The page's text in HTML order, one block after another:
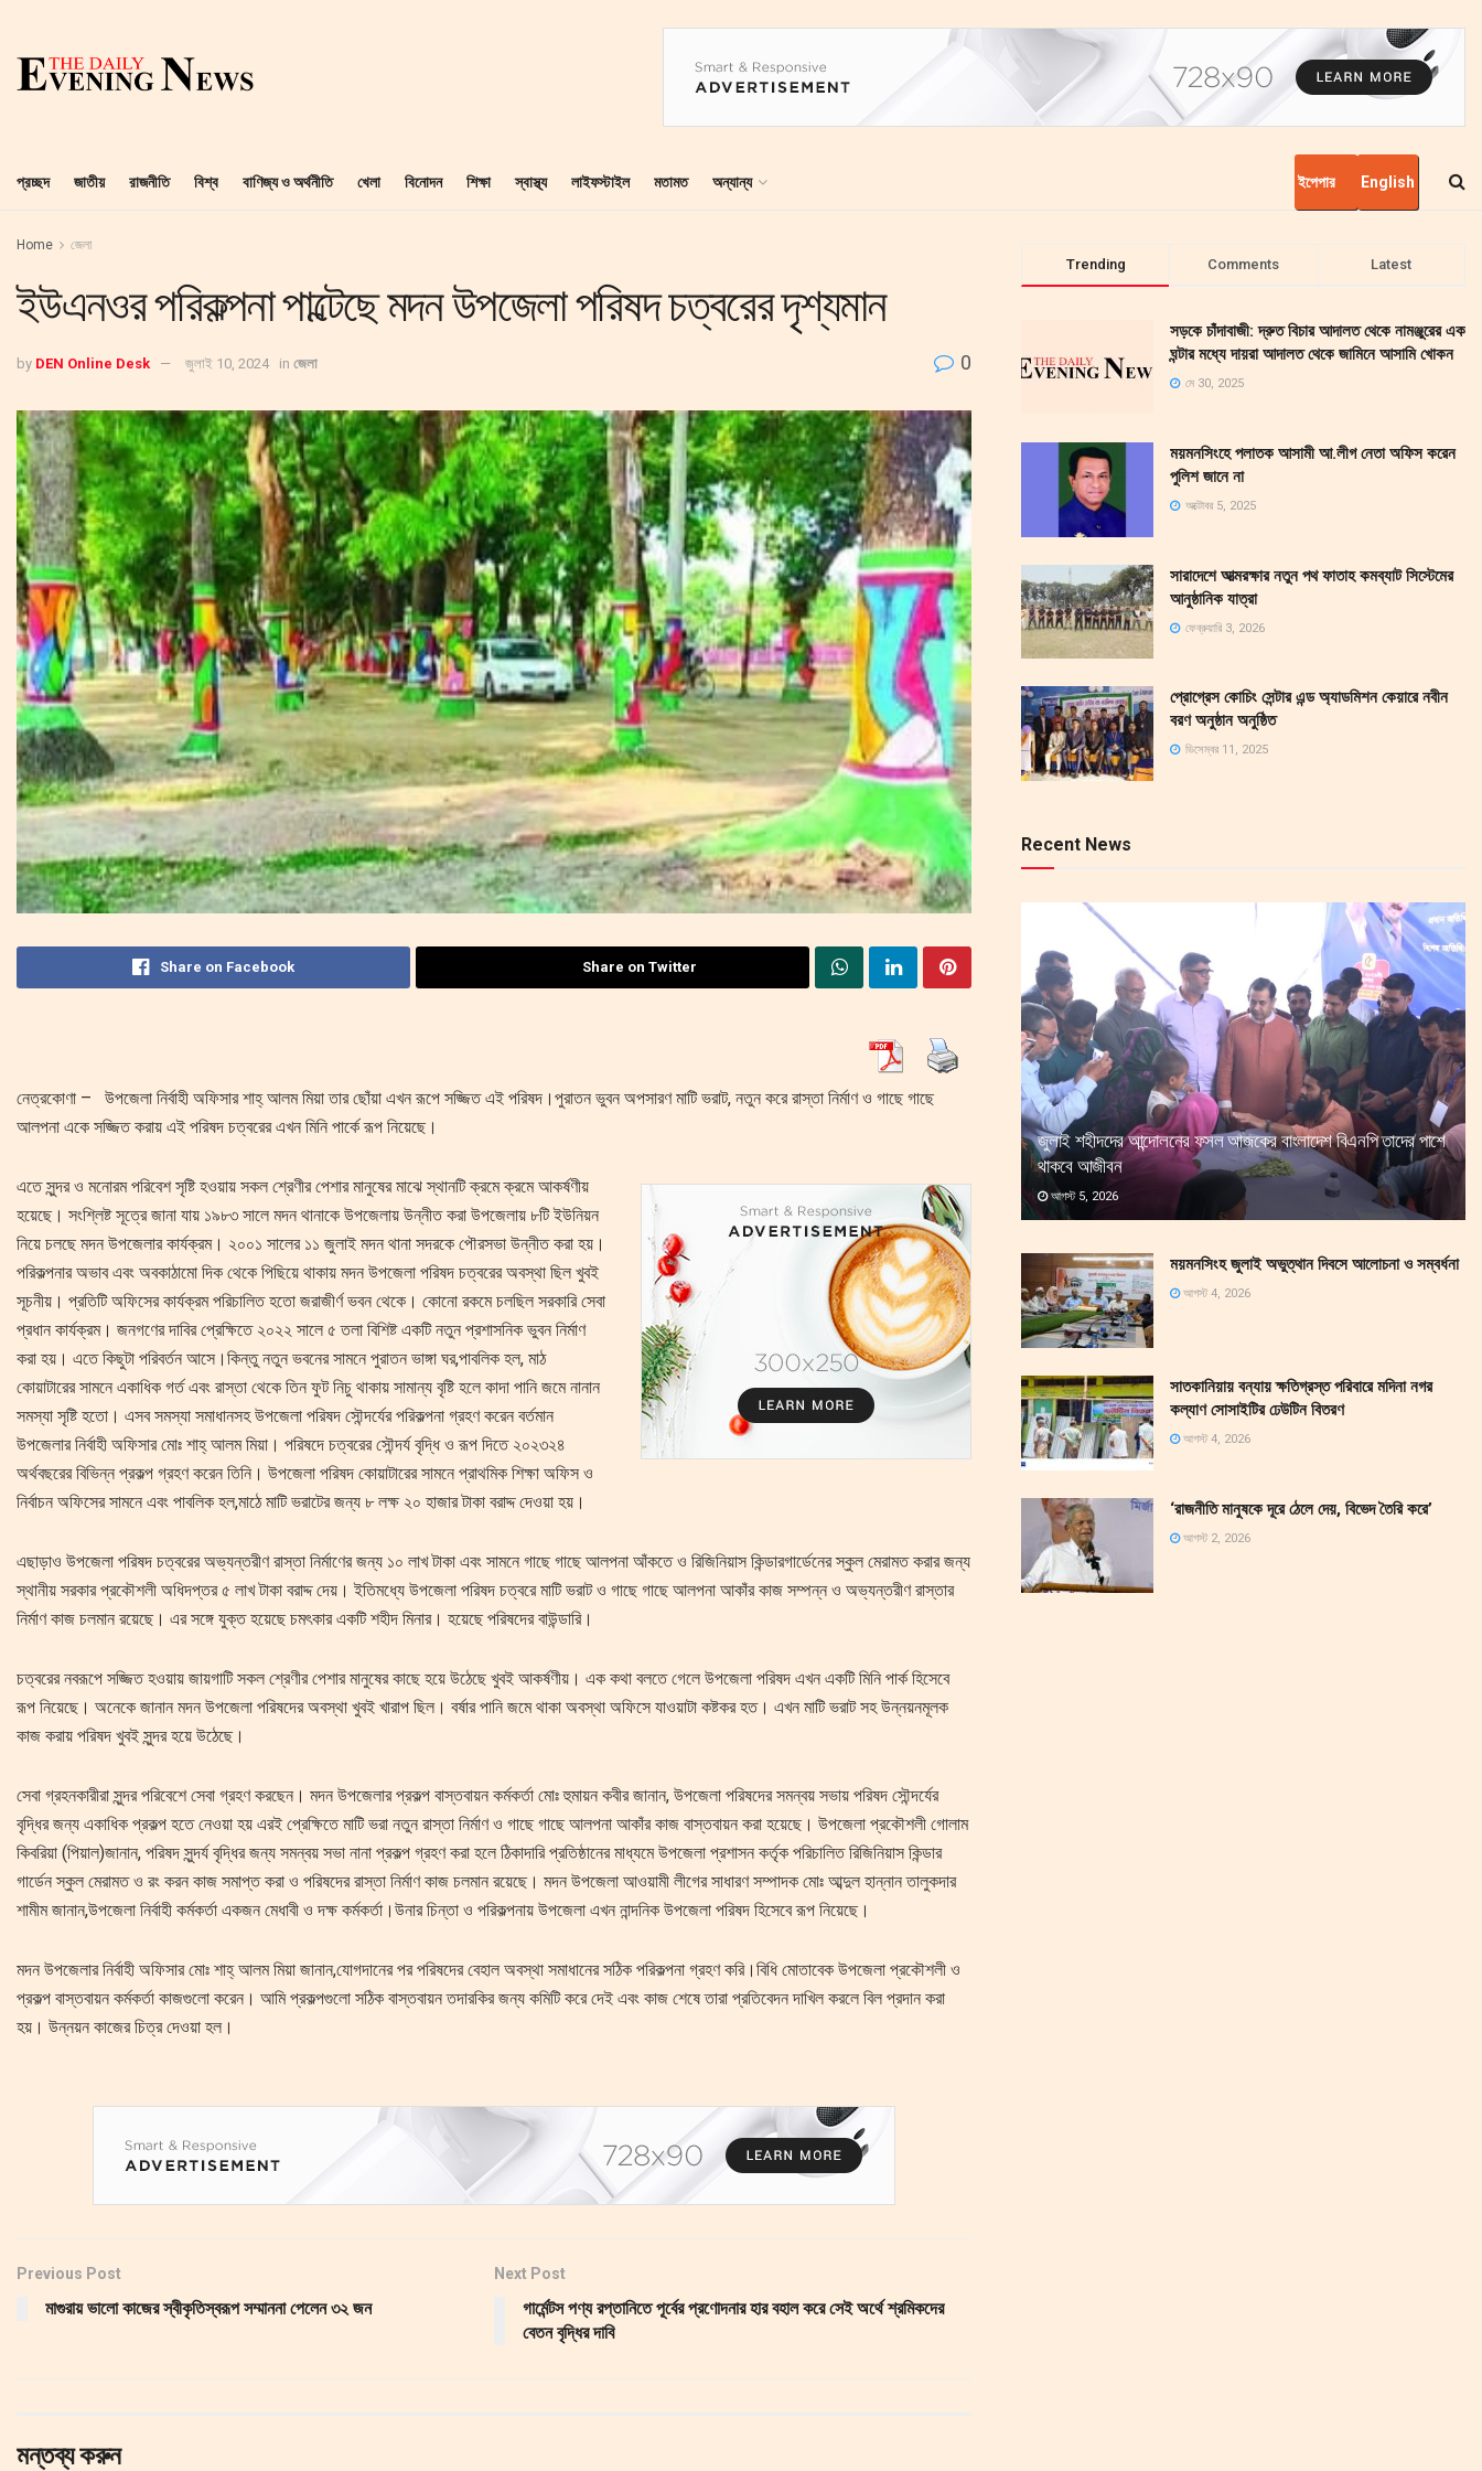
প্রচ্ছদ জাতীয় রাজনীতি বিশ্ব বাণিজ্য ও অর্থনীতি খেলা বিনোদন শিক্ষা স্বাস্থ্য লাইফস্টাইল মতামত অন্যান্য ইপেপার English
Home জেলা
ইউএনওর পরিকল্পনা পাল্টেছে মদন উপজেলা পরিষদ চত্বরের দৃশ্যমান
by DEN Online Desk জুলাই 10, 2024 in জেলা 0
Share on Facebook Share on Twitter
নেত্রকোণা – উপজেলা নির্বাহী অফিসার শাহ্ আলম মিয়া তার ছোঁয়া এখন রূপে সজ্জিত এই পরিষদ।পুরাতন ভুবন অপসারণ মাটি ভরাট, নতুন করে রাস্তা নির্মাণ ও গাছে গাছে
আলপনা একে সজ্জিত করায় এই পরিষদ চত্বরের এখন মিনি পার্কে রূপ নিয়েছে।
এতে সুন্দর ও মনোরম পরিবেশ সৃষ্টি হওয়ায় সকল শ্রেণীর পেশার মানুষের মাঝে স্থানটি ক্রমে ক্রমে আকর্ষণীয়
হয়েছে। সংশ্লিষ্ট সূত্রে জানা যায় ১৯৮৩ সালে মদন থানাকে উপজেলায় উন্নীত করা উপজেলায় ৮টি ইউনিয়ন
নিয়ে চলছে মদন উপজেলার কার্যক্রম। ২০০১ সালের ১১ জুলাই মদন থানা সদরকে পৌরসভা উন্নীত করা হয়।
পরিকল্পনার অভাব এবং অবকাঠামো দিক থেকে পিছিয়ে থাকায় মদন উপজেলা পরিষদ চত্বরের অবস্থা ছিল খুবই
সূচনীয়। প্রতিটি অফিসের কার্যক্রম পরিচালিত হতো জরাজীর্ণ ভবন থেকে। কোনো রকমে চলছিল সরকারি সেবা
প্রধান কার্যক্রম। জনগণের দাবির প্রেক্ষিতে ২০২২ সালে ৫ তলা বিশিষ্ট একটি নতুন প্রশাসনিক ভুবন নির্মাণ
করা হয়। এতে কিছুটা পরিবর্তন আসে।কিন্তু নতুন ভবনের সামনে পুরাতন ভাঙ্গা ঘর,পাবলিক হল, মাঠ
কোয়াটারের সামনে একাধিক গর্ত এবং রাস্তা থেকে তিন ফুট নিচু থাকায় সামান্য বৃষ্টি হলে কাদা পানি জমে নানান
সমস্যা সৃষ্টি হতো। এসব সমস্যা সমাধানসহ উপজেলা পরিষদ সৌন্দর্যের পরিকল্পনা গ্রহণ করেন বর্তমান
উপজেলার নির্বাহী অফিসার মোঃ শাহ্ আলম মিয়া। পরিষদে চত্বরের সৌন্দর্য বৃদ্ধি ও রূপ দিতে ২০২৩২৪
অর্থবছরের বিভিন্ন প্রকল্প গ্রহণ করেন তিনি। উপজেলা পরিষদ কোয়াটারের সামনে প্রাথমিক শিক্ষা অফিস ও
নির্বাচন অফিসের সামনে এবং পাবলিক হল,মাঠে মাটি ভরাটের জন্য ৮ লক্ষ ২০ হাজার টাকা বরাদ্দ দেওয়া হয়।
এছাড়াও উপজেলা পরিষদ চত্বরের অভ্যন্তরীণ রাস্তা নির্মাণের জন্য ১০ লাখ টাকা এবং সামনে গাছে গাছে আলপনা আঁকতে ও রিজিনিয়াস কিন্ডারগার্ডেনের স্কুল মেরামত করার জন্য
স্থানীয় সরকার প্রকৌশলী অধিদপ্তর ৫ লাখ টাকা বরাদ্দ দেয়। ইতিমধ্যে উপজেলা পরিষদ চত্বরে মাটি ভরাট ও গাছে গাছে আলপনা আকাঁর কাজ সম্পন্ন ও অভ্যন্তরীণ রাস্তার
নির্মাণ কাজ চলমান রয়েছে। এর সঙ্গে যুক্ত হয়েছে চমৎকার একটি শহীদ মিনার। হয়েছে পরিষদের বাউন্ডারি।
চত্বরের নবরূপে সজ্জিত হওয়ায় জায়গাটি সকল শ্রেণীর পেশার মানুষের কাছে হয়ে উঠেছে খুবই আকর্ষণীয়। এক কথা বলতে গেলে উপজেলা পরিষদ এখন একটি মিনি পার্ক হিসেবে
রূপ নিয়েছে। অনেকে জানান মদন উপজেলা পরিষদের অবস্থা খুবই খারাপ ছিল। বর্ষার পানি জমে থাকা অবস্থা অফিসে যাওয়াটা কষ্টকর হত। এখন মাটি ভরাট সহ উন্নয়নমূলক
কাজ করায় পরিষদ খুবই সুন্দর হয়ে উঠেছে।
সেবা গ্রহনকারীরা সুন্দর পরিবেশে সেবা গ্রহণ করছেন। মদন উপজেলার প্রকল্প বাস্তবায়ন কর্মকর্তা মোঃ হুমায়ন কবীর জানান, উপজেলা পরিষদের সমন্বয় সভায় পরিষদ সৌন্দর্যের
বৃদ্ধির জন্য একাধিক প্রকল্প হতে নেওয়া হয় এরই প্রেক্ষিতে মাটি ভরা নতুন রাস্তা নির্মাণ ও গাছে গাছে আলপনা আকাঁর কাজ বাস্তবায়ন করা হয়েছে। উপজেলা প্রকৌশলী গোলাম
কিবরিয়া (পিয়াল)জানান, পরিষদ সুন্দর্য বৃদ্ধির জন্য সমন্বয় সভা নানা প্রকল্প গ্রহণ করা হলে ঠিকাদারি প্রতিষ্ঠানের মাধ্যমে উপজেলা প্রশাসন কর্তৃক পরিচালিত রিজিনিয়াস কিন্ডার
গার্ডেন স্কুল মেরামত ও রং করন কাজ সমাপ্ত করা ও পরিষদের রাস্তা নির্মাণ কাজ চলমান রয়েছে। মদন উপজেলা আওয়ামী লীগের সাধারণ সম্পাদক মোঃ আব্দুল হান্নান তালুকদার
শামীম জানান,উপজেলা নির্বাহী কর্মকর্তা একজন মেধাবী ও দক্ষ কর্মকর্তা।উনার চিন্তা ও পরিকল্পনায় উপজেলা এখন নান্দনিক উপজেলা পরিষদ হিসেবে রূপ নিয়েছে।
মদন উপজেলার নির্বাহী অফিসার মোঃ শাহ্ আলম মিয়া জানান,যোগদানের পর পরিষদের বেহাল অবস্থা সমাধানের সঠিক পরিকল্পনা গ্রহণ করি।বিধি মোতাবেক উপজেলা প্রকৌশলী ও
প্রকল্প বাস্তবায়ন কর্মকর্তা কাজগুলো করেন। আমি প্রকল্পগুলো সঠিক বাস্তবায়ন তদারকির জন্য কমিটি করে দেই এবং কাজ শেষে তারা প্রতিবেদন দাখিল করলে বিল প্রদান করা
হয়। উন্নয়ন কাজের চিত্র দেওয়া হল।
Previous Post
মাগুরায় ভালো কাজের স্বীকৃতিস্বরূপ সম্মাননা পেলেন ৩২ জন
Next Post
গার্মেন্টস পণ্য রপ্তানিতে পূর্বের প্রণোদনার হার বহাল করে সেই অর্থে শ্রমিকদের
বেতন বৃদ্ধির দাবি
মন্তব্য করুন
Trending Comments Latest
সড়কে চাঁদাবাজী: দ্রুত বিচার আদালত থেকে নামঞ্জুরের এক
ঘন্টার মধ্যে দায়রা আদালত থেকে জামিনে আসামি খোকন
মে 30, 2025
ময়মনসিংহে পলাতক আসামী আ.লীগ নেতা অফিস করেন
পুলিশ জানে না
অক্টোবর 5, 2025
সারাদেশে আত্মরক্ষার নতুন পথ ফাতাহ কমব্যাট সিস্টেমের
আনুষ্ঠানিক যাত্রা
ফেব্রুয়ারি 3, 2026
প্রোগ্রেস কোচিং সেন্টার এন্ড অ্যাডমিশন কেয়ারে নবীন
বরণ অনুষ্ঠান অনুষ্ঠিত
ডিসেম্বর 11, 2025
Recent News
জুলাই শহীদদের আন্দোলনের ফসল আজকের বাংলাদেশ বিএনপি তাদের পাশে
থাকবে আজীবন
আগস্ট 5, 2026
ময়মনসিংহ জুলাই অভুত্থান দিবসে আলোচনা ও সম্বর্ধনা
আগস্ট 4, 2026
সাতকানিয়ায় বন্যায় ক্ষতিগ্রস্ত পরিবারে মদিনা নগর
কল্যাণ সোসাইটির ঢেউটিন বিতরণ
আগস্ট 4, 2026
‘রাজনীতি মানুষকে দূরে ঠেলে দেয়, বিভেদ তৈরি করে’
আগস্ট 2, 2026